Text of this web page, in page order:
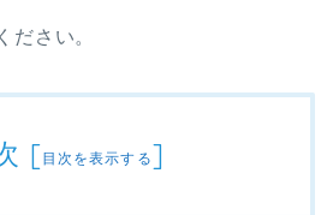
ださい。
[目次を表示する]